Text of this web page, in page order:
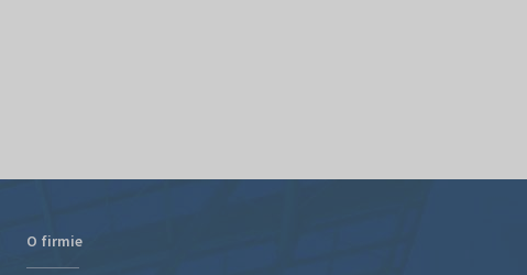
O firmie